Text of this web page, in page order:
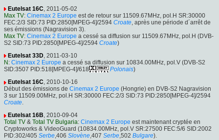
Eutelsat 16C , 2011-05-02
Max TV: Cinemax 2 Europe est de retour sur 11509.67MHz, pol.H SR:30000
FEC:2/3 SID:73 PID:2850[MPEG-4]/2594 Croate , après une période d´arrêt de
ses émissions (Nagravision 3).
Max TV: Cinemax 2 Europe a cessé sa diffusion sur 11509.67MHz, pol.H (DVB-
S2 SID:73 PID:2850[MPEG-4]/2594 Croate)
Eutelsat 33D , 2011-03-10
N: Cinemax 2 Europe a cessé sa diffusion sur 10834.00MHz, pol.V (DVB-S2
SID:3507 PID:518[MPEG-4]/618
Polonais)
Eutelsat 16C, 2010-10-16
Début des émissions de Cinemax 2 Europe (Hongrie) en DVB-S2 Nagravision
3 sur 11509.00MHz, pol.H SR:30000 FEC:2/3 SID:73 PID:2850[MPEG-4]/2594
Croate.
Eutelsat 16B, 2010-09-04
Total TV & Total TV Bulgaria: Cinemax 2 Europe est maintenant cryptée en
Cryptoworks & VideoGuard (10834.00MHz, pol.V SR:27500 FEC:5/6 SID:2002
PID:302/405 Serbe,406 Slovène,407 Serbe,502 Bulgare).